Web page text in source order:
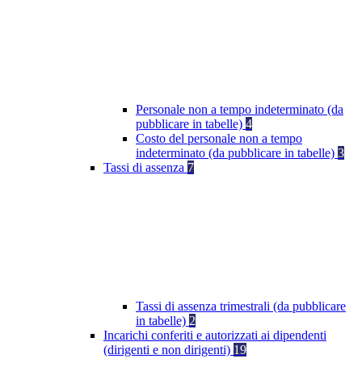
Personale non a tempo indeterminato (da
pubblicare in tabelle) 4
Costo del personale non a tempo
indeterminato (da pubblicare in tabelle) 3
Tassi di assenza 7
Tassi di assenza trimestrali (da pubblicare
in tabelle) 2
Incarichi conferiti e autorizzati ai dipendenti
(dirigenti e non dirigenti) 19